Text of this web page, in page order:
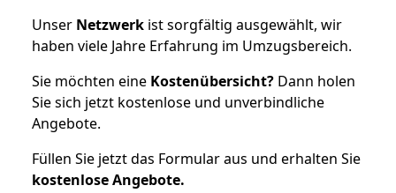
Unser Netzwerk ist sorgfältig ausgewählt, wir
haben viele Jahre Erfahrung im Umzugsbereich.
Sie möchten eine Kostenübersicht? Dann holen
Sie sich jetzt kostenlose und unverbindliche
Angebote.
Füllen Sie jetzt das Formular aus und erhalten Sie
kostenloseAngebote.